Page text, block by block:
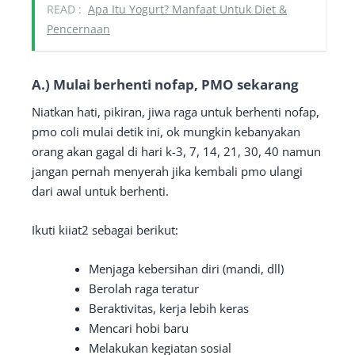
READ : Apa Itu Yogurt? Manfaat Untuk Diet &
Pencernaan
A.) Mulai berhenti nofap, PMO sekarang
Niatkan hati, pikiran, jiwa raga untuk berhenti nofap,
pmo coli mulai detik ini, ok mungkin kebanyakan
orang akan gagal di hari k-3, 7, 14, 21, 30, 40 namun
jangan pernah menyerah jika kembali pmo ulangi
dari awal untuk berhenti.
Ikuti kiiat2 sebagai berikut:
Menjaga kebersihan diri (mandi, dll)
Berolah raga teratur
Beraktivitas, kerja lebih keras
Mencari hobi baru
Melakukan kegiatan sosial